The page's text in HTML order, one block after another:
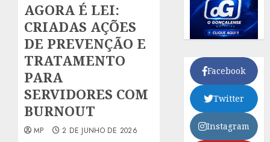
AGORA É LEI:
CRIADAS AÇÕES
DE PREVENÇÃO E
TRATAMENTO
PARA
SERVIDORES COM
BURNOUT
MP 2 DE JUNHO DE 2026
Facebook
Twitter
Instagram